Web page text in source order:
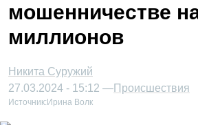
мошенничестве
миллионов
Никита Суружий
27.03.2024 - 15:12 —Происшествия
Источник: Ирина Волк